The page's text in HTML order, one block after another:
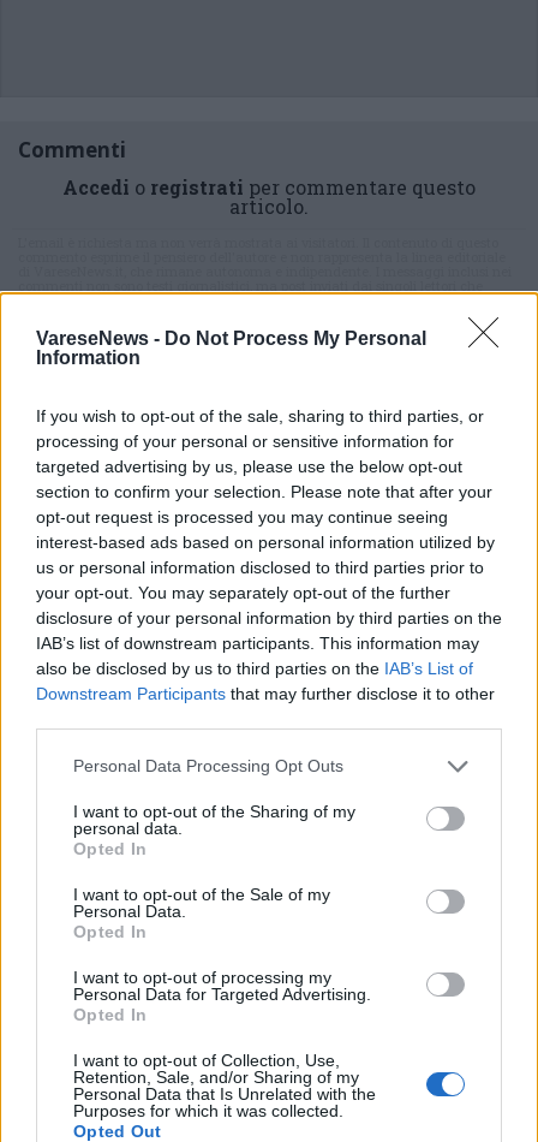
VareseNews - Do Not Process My Personal
Information
If you wish to opt-out of the sale, sharing to third parties, or
processing of your personal or sensitive information for
targeted advertising by us, please use the below opt-out
section to confirm your selection. Please note that after your
opt-out request is processed you may continue seeing
interest-based ads based on personal information utilized by
us or personal information disclosed to third parties prior to
your opt-out. You may separately opt-out of the further
disclosure of your personal information by third parties on the
IAB’s list of downstream participants. This information may
also be disclosed by us to third parties on the IAB’s List of
Downstream Participants that may further disclose it to other
Personal Data Processing Opt Outs
I want to opt-out of the Sharing of my
personal data.
Opted In
I want to opt-out of the Sale of my
Personal Data.
Opted In
I want to opt-out of processing my
Personal Data for Targeted Advertising.
Opted In
I want to opt-out of Collection, Use,
Retention, Sale, and/or Sharing of my
Personal Data that Is Unrelated with the
Purposes for which it was collected.
Opted Out
Commenti
Accedi o registrati per commentare questo
articolo.
possono essere automaticamente pubblicati senza filtro preventivo. I commenti
che includano uno o più link a siti esterni verranno rimossi in automatico dal
sistema.
ADV
ALTRE NOTIZIE DI TRAVEDONA MONATE